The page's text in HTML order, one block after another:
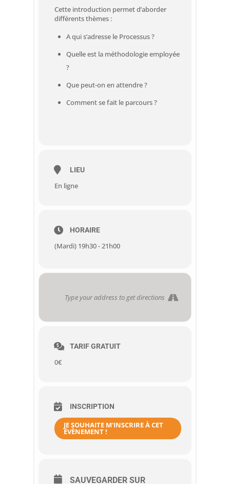
Cette introduction permet d’aborder
différents thèmes :
A qui s’adresse le Processus ?
Quelle est la méthodologie employée
?
Que peut-on en attendre ?
Comment se fait le parcours ?
LIEU
En ligne
HORAIRE
(Mardi) 19h30 - 21h00
TARIF GRATUIT
0€
INSCRIPTION
JE SOUHAITE M'INSCRIRE À CET
ÉVÈNEMENT !
SAUVEGARDER SUR